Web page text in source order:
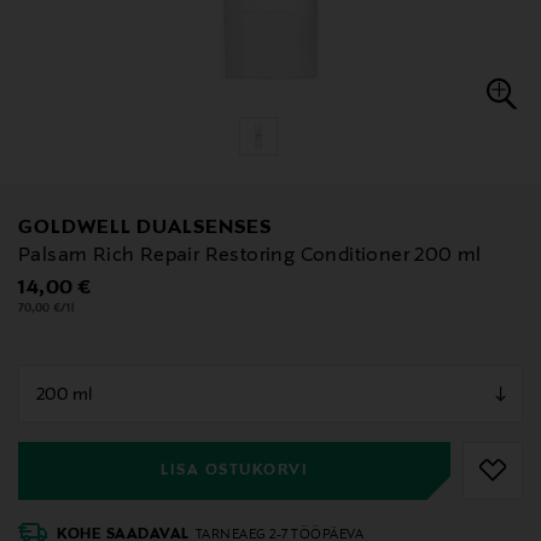
GOLDWELL DUALSENSES
Palsam Rich Repair Restoring Conditioner 200 ml
Original Price
14,00 €
70,00 €/1l
LISA OSTUKORVI
KOHE SAADAVAL TARNEAEG 2-7 TÖÖPÄEVA